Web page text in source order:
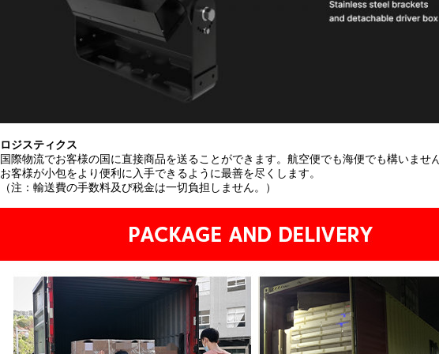
ロジスティクス
国際物流でお客様の国に直接商品を送ることができます。航空便でも海便でも構いませ
お客様が小包をより便利に入手できるように最善を尽くします。
（注：輸送費の手数料及び税金は一切負担しません。）